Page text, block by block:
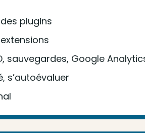
plugins
sauvegardes, Google
s’autoévaluer